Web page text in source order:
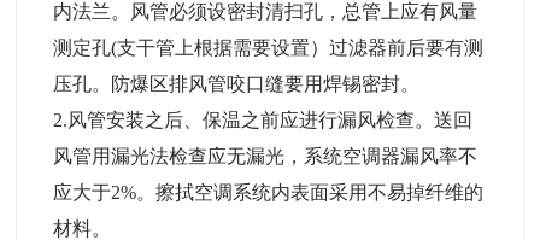
内法兰。风管必须设密封清扫孔，总管上应有风量
测定孔(支干管上根据需要设置）过滤器前后要有测
压孔。防爆区排风管咬口缝要用焊锡密封。
2.风管安装之后、保温之前应进行漏风检查。送回
风管用漏光法检查应无漏光，系统空调器漏风率不
应大于2%。擦拭空调系统内表面采用不易掉纤维的
材料。